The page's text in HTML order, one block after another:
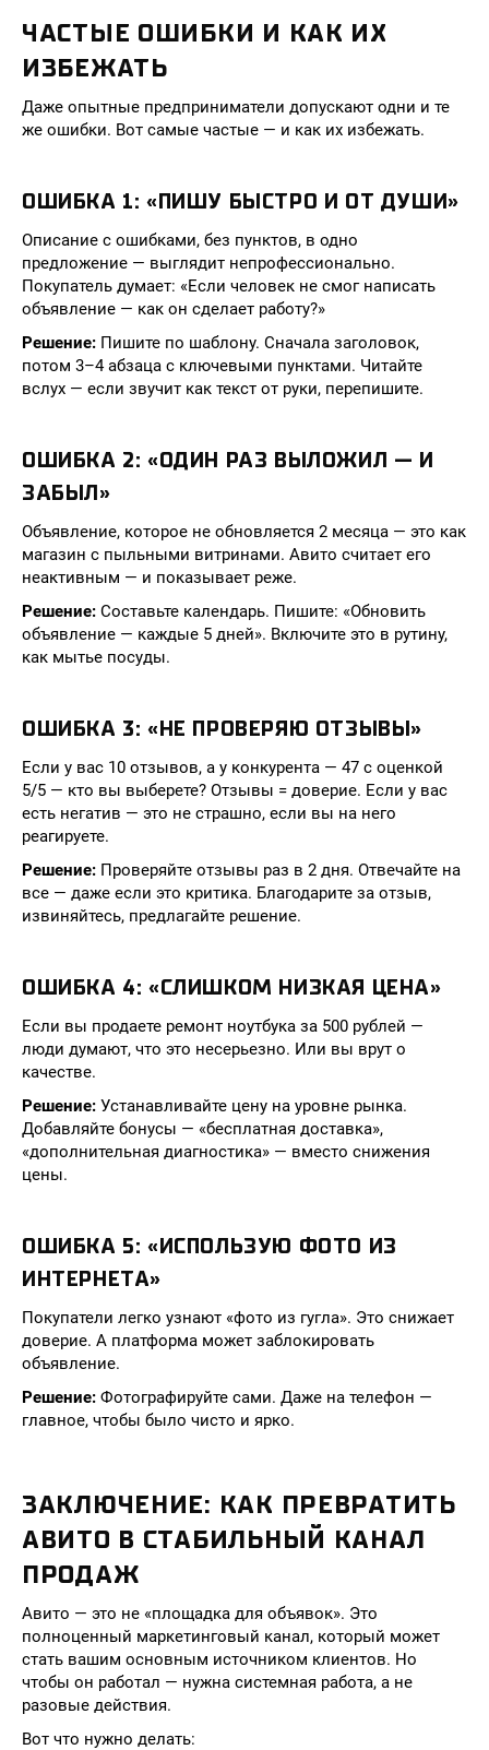
ЧАСТЫЕ ОШИБКИ И КАК ИХ
ИЗБЕЖАТЬ
Даже опытные предприниматели допускают одни и те
же ошибки. Вот самые частые — и как их избежать.
ОШИБКА 1: «ПИШУ БЫСТРО И ОТ ДУШИ»
Описание с ошибками, без пунктов, в одно
предложение — выглядит непрофессионально.
Покупатель думает: «Если человек не смог написать
объявление — как он сделает работу?»
Решение: Пишите по шаблону. Сначала заголовок,
потом 3–4 абзаца с ключевыми пунктами. Читайте
вслух — если звучит как текст от руки, перепишите.
ОШИБКА 2: «ОДИН РАЗ ВЫЛОЖИЛ — И
ЗАБЫЛ»
Объявление, которое не обновляется 2 месяца — это как
магазин с пыльными витринами. Авито считает его
неактивным — и показывает реже.
Решение: Составьте календарь. Пишите: «Обновить
объявление — каждые 5 дней». Включите это в рутину,
как мытье посуды.
ОШИБКА 3: «НЕ ПРОВЕРЯЮ ОТЗЫВЫ»
Если у вас 10 отзывов, а у конкурента — 47 с оценкой
5/5 — кто вы выберете? Отзывы = доверие. Если у вас
есть негатив — это не страшно, если вы на него
реагируете.
Решение: Проверяйте отзывы раз в 2 дня. Отвечайте на
все — даже если это критика. Благодарите за отзыв,
извиняйтесь, предлагайте решение.
ОШИБКА 4: «СЛИШКОМ НИЗКАЯ ЦЕНА»
Если вы продаете ремонт ноутбука за 500 рублей —
люди думают, что это несерьезно. Или вы врут о
качестве.
Решение: Устанавливайте цену на уровне рынка.
Добавляйте бонусы — «бесплатная доставка»,
«дополнительная диагностика» — вместо снижения
цены.
ОШИБКА 5: «ИСПОЛЬЗУЮ ФОТО ИЗ
ИНТЕРНЕТА»
Покупатели легко узнают «фото из гугла». Это снижает
доверие. А платформа может заблокировать
объявление.
Решение: Фотографируйте сами. Даже на телефон —
главное, чтобы было чисто и ярко.
ЗАКЛЮЧЕНИЕ: КАК ПРЕВРАТИТЬ
АВИТО В СТАБИЛЬНЫЙ КАНАЛ
ПРОДАЖ
Авито — это не «площадка для объявок». Это
полноценный маркетинговый канал, который может
стать вашим основным источником клиентов. Но
чтобы он работал — нужна системная работа, а не
разовые действия.
Вот что нужно делать: